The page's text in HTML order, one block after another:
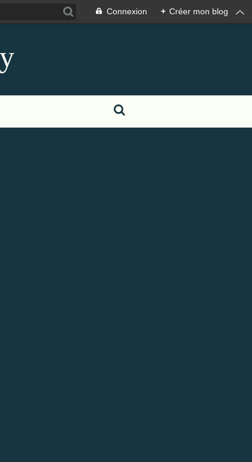
Connexion + Créer mon blog